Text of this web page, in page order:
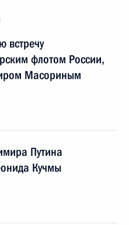
встречу
флотом России,
Масориным
Путина
Кучмы